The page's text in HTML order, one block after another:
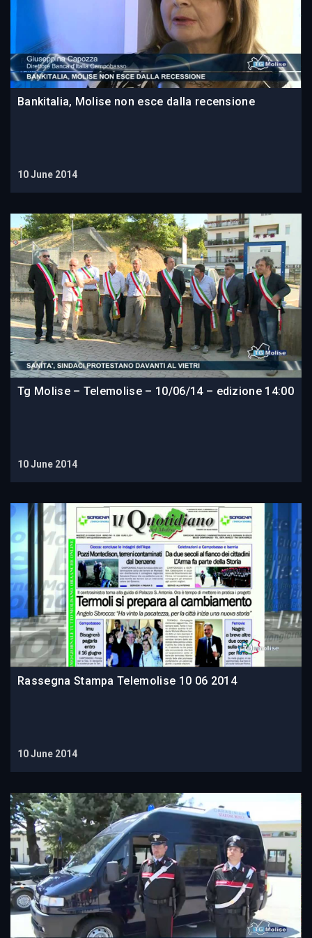
Bankitalia, Molise non esce dalla recensione
10 June 2014
Tg Molise – Telemolise – 10/06/14 – edizione 14:00
10 June 2014
Rassegna Stampa Telemolise 10 06 2014
10 June 2014